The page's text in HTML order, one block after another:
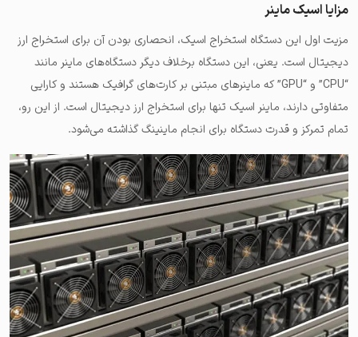
مزایا اسیک ماینر
مزیت اول این دستگاه استخراج اسیک، انحصاری بودن آن برای استخراج ارز
دیجیتال است. یعنی، این دستگاه برخلاف دیگر دستگاه‌های ماینر مانند
“CPU” و “GPU” که ماینرهای مبتنی بر کارت‌های گرافیک هستند و کارایی
متفاوتی دارند، ماینر اسیک تنها برای استخراج ارز دیجیتال است. از این رو،
تمام تمرکز و قدرت دستگاه برای انجام ماینینگ گذاشته می‌شود.